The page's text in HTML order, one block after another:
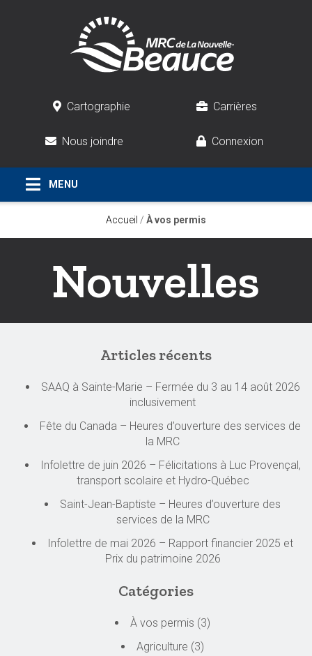
Cartographie Carrières
Nous joindre Connexion
Accueil / À vos permis
Nouvelles
Articles récents
SAAQ à Sainte-Marie – Fermée du 3 au 14 août 2026
inclusivement
Fête du Canada – Heures d’ouverture des services de
la MRC
Infolettre de juin 2026 – Félicitations à Luc Provençal,
transport scolaire et Hydro-Québec
Saint-Jean-Baptiste – Heures d’ouverture des
services de la MRC
Infolettre de mai 2026 – Rapport financier 2025 et
Prix du patrimoine 2026
Catégories
À vos permis (3)
Agriculture (3)